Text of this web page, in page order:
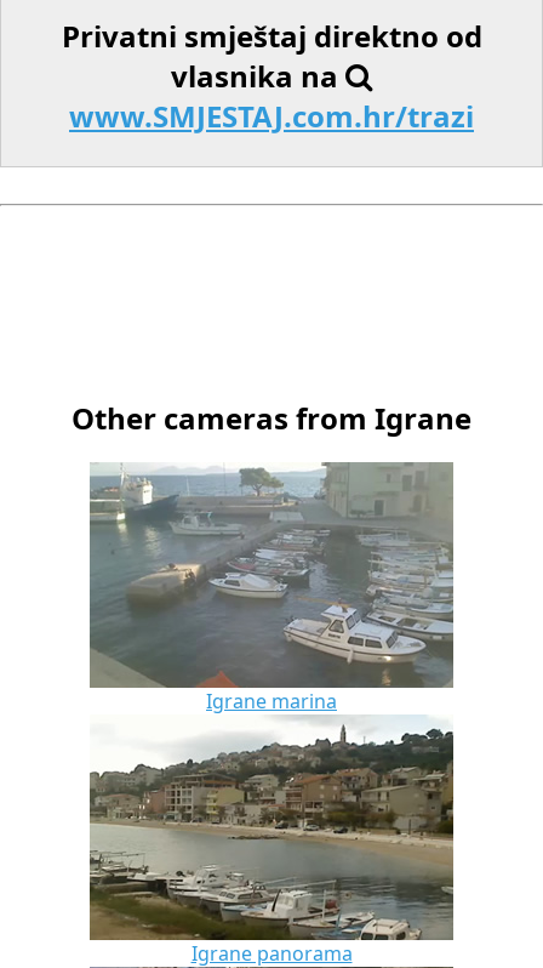
Privatni smještaj direktno od
vlasnika na
www.SMJESTAJ.com.hr/trazi
Other cameras from Igrane
Igrane marina
Igrane panorama